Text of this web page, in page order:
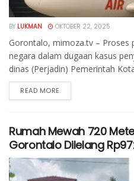
BY LUKMAN OKTOBER 22, 2025
Gorontalo, mimoza.tv – Proses
negara dalam dugaan kasus
dinas (Perjadin) Pemerintah
READ MORE
Rumah Mewah 720
Gorontalo Dilelang